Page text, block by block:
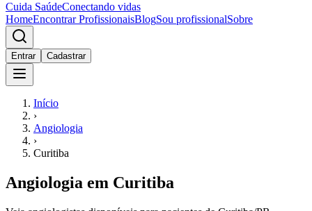
Cuida SaúdeConectando vidas
HomeEncontrar ProfissionaisBlogSou profissionalSobre
Entrar Cadastrar
Início
›
Angiologia
›
Curitiba
Angiologia em Curitiba